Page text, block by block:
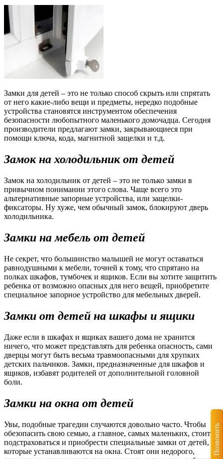
Замки для детей – это не только способ скрыть или спрятать
от него какие-либо вещи и предметы, нередко подобные
устройства становятся инструментом обеспечения
безопасности любопытного маленького домочадца. Сегодня
производители предлагают замки, закрывающиеся при
помощи ключа, кода, магнитной защелки и т.д.
Замок на холодильник от детей
Замок на холодильник от детей – это не только замки в
привычном понимании этого слова. Чаще всего это
альтернативные запорные устройства, или защелки-
фиксаторы. Ну хуже, чем обычный замок, блокируют дверь
холодильника.
Замки на мебель от детей
Не секрет, что большинство малышей не могут оставаться
равнодушными к мебели, точней к тому, что спрятано на
полках шкафов, тумбочек и ящиков. Если вы хотите защитить
ребенка от возможно опасных для него вещей, приобретите
специальное запорное устройство для мебельных дверей.
Замки от детей на шкафы и ящики
Даже если в шкафах и ящиках вашего дома не хранится
ничего, что может представлять для ребенка опасность, сами
дверцы могут быть весьма травмоопасными для хрупких
детских пальчиков. Замки, предназначенные для шкафов и
ящиков, избавят родителей от дополнительной головной
боли.
Замки на окна от детей
Увы, подобные трагедии случаются довольно часто. Чтобы
обезопасить свою семью, а главное, самых маленьких, стоит
подстраховаться и приобрести специальные замки от детей,
которые устанавливаются на окна. Стоят они недорого,
Позвонить